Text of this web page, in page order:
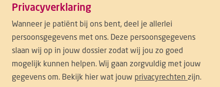
Privacyverklaring
Wanneer je patiënt bij ons bent, deel je allerlei
persoonsgegevens met ons. Deze persoonsgegevens
slaan wij op in jouw dossier zodat wij jou zo goed
mogelijk kunnen helpen. Wij gaan zorgvuldig met jouw
gegevens om. Bekijk hier wat jouw privacyrechten zijn.